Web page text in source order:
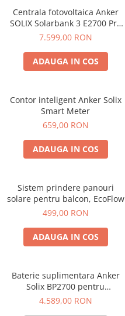
Intre 1000-2000W
Intre 2000-3000W
Peste 3000W
Cauta dupa marca
Bluetti
Anker
Toate generatoarele
Bluetti
Anker
Oscal
Toate panourile portabile
Kituri solare pentru balcon
Frigidere Portabile
Centrala fotovoltaica Anker
SOLIX Solarbank 3 E2700 Pro
sistem Plug&Play DIY,
7.599,00 RON
ADAUGA IN COS
Contor inteligent Anker Solix
Smart Meter
659,00 RON
ADAUGA IN COS
Sistem prindere panouri
solare pentru balcon, EcoFlow
499,00 RON
ADAUGA IN COS
Baterie suplimentara Anker
Solix BP2700 pentru
Solarbank 3 E2700 Pro, 2.68
4.589,00 RON